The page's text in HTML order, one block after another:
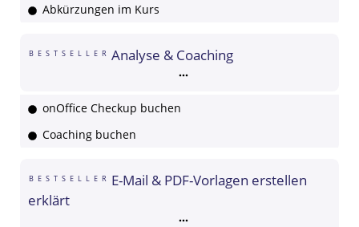
Abkürzungen im Kurs
BESTSELLER Analyse & Coaching
onOffice Checkup buchen
Coaching buchen
BESTSELLER
E-Mail & PDF-Vorlagen erstellen
erklärt